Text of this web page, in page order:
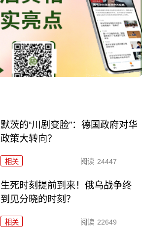
默茨的“川剧变脸”：德国政府对华
政策大转向？
相关 阅读 24447
生死时刻提前到来！俄乌战争终
到见分晓的时刻？
相关 阅读 22649